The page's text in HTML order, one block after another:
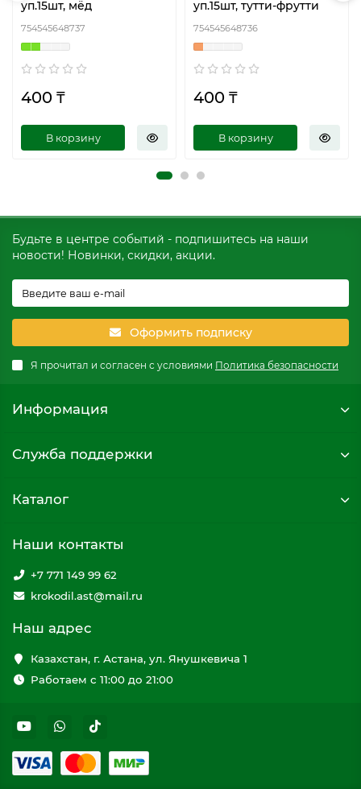
уп.15шт, мёд
754545648737
400 ₸
В корзину
уп.15шт, тутти-фрутти
754545648736
400 ₸
В корзину
Будьте в центре событий - подпишитесь на наши
новости! Новинки, скидки, акции.
Оформить подписку
Я прочитал и согласен с условиями Политика безопасности
Информация
Служба поддержки
Каталог
Наши контакты
+7 771 149 99 62
krokodil.ast@mail.ru
Наш адрес
Казахстан, г. Астана, ул. Янушкевича 1
Работаем с 11:00 до 21:00